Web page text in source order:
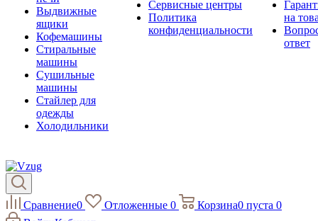
Выдвижные
ящики
Кофемашины
Стиральные
машины
Сушильные
машины
Стайлер для
одежды
Холодильники
Сервисные центры
Политика
конфиденциальности
на
ответ
Сравнение0 Отложенные 0 Корзина0 пуста 0